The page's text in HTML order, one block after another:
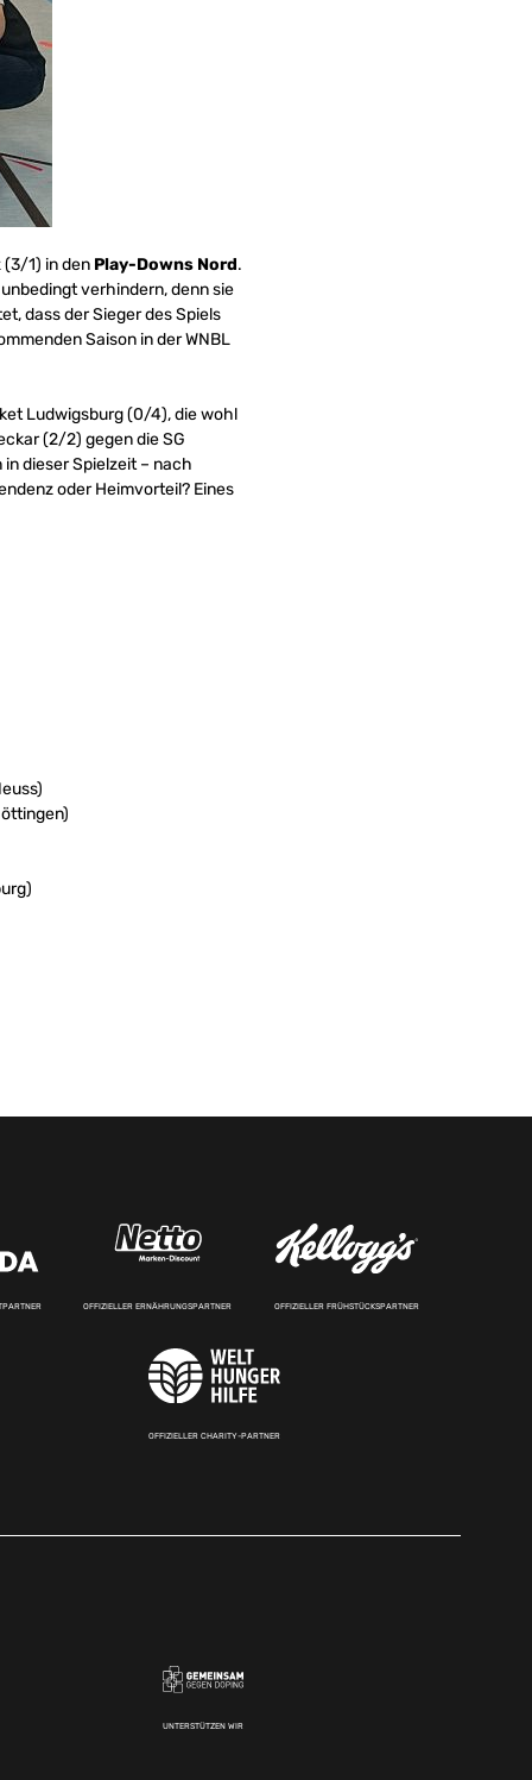
1) in den Play-Downs Nord.
verhindern, denn sie
dass der Sieger des Spiels
Saison in der WNBL
Ludwigsburg (0/4), die wohl
(2/2) gegen die SG
dieser Spielzeit – nach
oder Heimvorteil? Eines
OFFIZIELLER ERNÄHRUNGSPARTNER OFFIZIELLER FRÜHSTÜCKSPARTNER
OFFIZIELLER CHARITY-PARTNER
UNTERSTÜTZEN WIR